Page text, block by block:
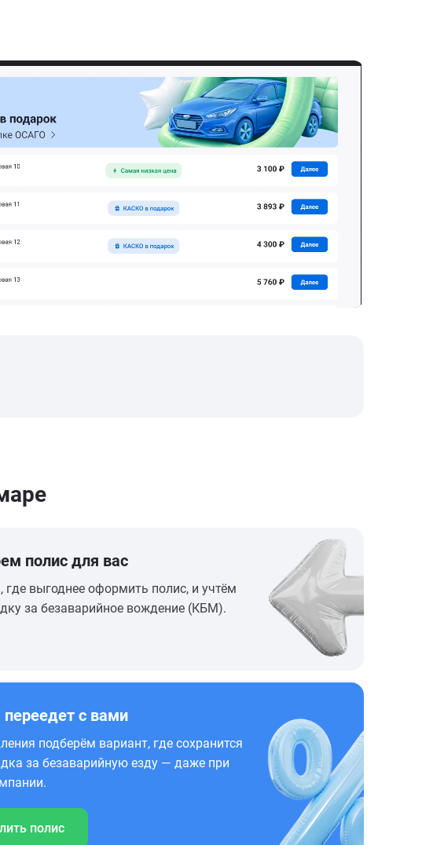
полис для вас
выгоднее оформить полис, и учтём
за безаварийное вождение (КБМ).
с вами
подберём вариант, где сохранится
за безаварийную езду — даже при
полис